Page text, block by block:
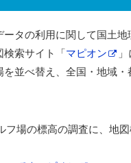
ータの利用に関して国土
検索サイト「マピオン
並べ替え、全国・地域
フ場の標高の調査に、地